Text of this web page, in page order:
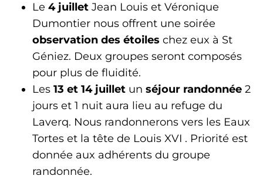
Le 4 juillet Jean Louis et Véronique
Dumontier nous offrent une soirée
observation des étoiles chez eux à St
Géniez. Deux groupes seront composés
pour plus de fluidité.
Les 13 et 14 juillet un séjour randonnée 2
jours et 1 nuit aura lieu au refuge du
Laverq. Nous randonnerons vers les Eaux
Tortes et la tête de Louis XVI . Priorité est
donnée aux adhérents du groupe
randonnée.